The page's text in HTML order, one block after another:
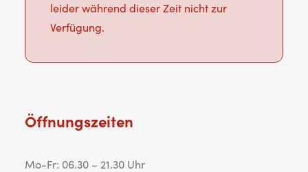
leider während dieser Zeit nicht zur
Verfügung.
Öffnungszeiten
Mo-Fr: 06.30 – 21.30 Uhr